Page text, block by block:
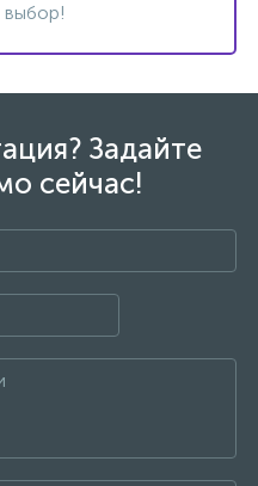
выбор!
Задайте
сейчас!